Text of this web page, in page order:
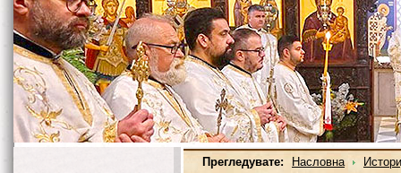
Прегледувате: Насловна